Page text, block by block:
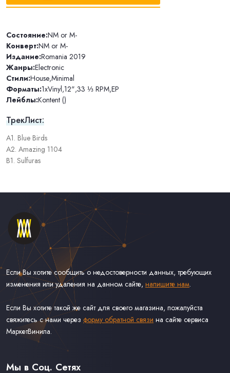
Состояние:NM or M-
Конверт:NM or M-
Издание:Romania 2019
Жанры:Electronic
Стили:House,Minimal
Форматы:1xVinyl,12",33 ⅓ RPM,EP
Лейблы:Kontent ()
ТрекЛист:
A1. Blue Birds
A2. Amazing 1104
B1. Sulfuras
Если Вы хотите сообщить о недостоверности данных, требующих
изменения или удаления на данном сайте, напишите нам.
Если Вы хотите такой же сайт для своего магазина, пожалуйста
свяжитесь с нами через форму обратной связи на сайте сервиса
МаркетВинила.
Каталог Винила, CD и Кассет
Доставка и Оплата
Мы в Соц. Сетях